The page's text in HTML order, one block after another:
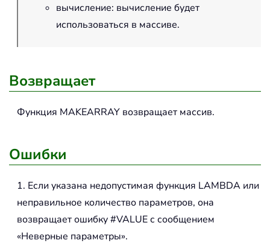
вычисление: вычисление будет
использоваться в массиве.
Возвращает
Функция MAKEARRAY возвращает массив.
Ошибки
1. Если указана недопустимая функция LAMBDA или
неправильное количество параметров, она
возвращает ошибку #VALUE с сообщением
«Неверные параметры».